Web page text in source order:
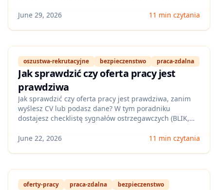
która skraca czas selekcji i zmniejsza ryzyko utraty
June 29, 2026 11 min czytania
oszustwa-rekrutacyjne bezpieczenstwo praca-zdalna
Jak sprawdzić czy oferta pracy jest
prawdziwa
Jak sprawdzić czy oferta pracy jest prawdziwa, zanim
wyślesz CV lub podasz dane? W tym poradniku
dostajesz checklistę sygnałów ostrzegawczych (BLIK,
weryfikacji firmy i gotowe pytania do rekrutera —
June 22, 2026 11 min czytania
oferty-pracy praca-zdalna bezpieczenstwo